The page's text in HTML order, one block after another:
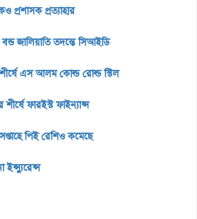
প্রত্যাহার
জালিয়াতি তদন্তে সিআইডি
শীর্ষে এস আলম কোল্ড রোল্ড স্টিল
শীর্ষে ফারইস্ট ফাইন্যান্স
পিই রেশিও কমেছে
ইন্স্যুরেন্স